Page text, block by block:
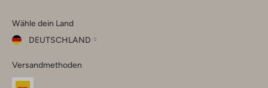
Instagram
Facebook
TikTok
Wähle dein Land
DEUTSCHLAND
dein
Land
Versandmethoden